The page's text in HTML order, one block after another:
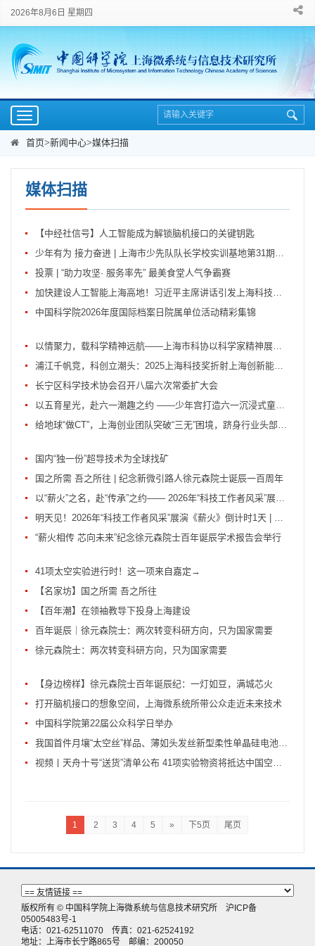
2026年8月6日 星期四
Toggle
navigation
首页>新闻中心>媒体扫描
媒体扫描
【中经社信号】人工智能成为解锁脑机接口的关键钥匙
少年有为 接力奋进 | 上海市少先队队长学校实训基地第31期暑期集训侧记
投票 | “助力攻坚· 服务率先” 最美食堂人气争霸赛
加快建设人工智能上海高地！习近平主席讲话引发上海科技界热烈反响
中国科学院2026年度国际档案日院属单位活动精彩集锦
以情聚力，载科学精神远航——上海市科协以科学家精神展演赋能高水平科技自立自强
浦江千帆竞，科创立潮头：2025上海科技奖折射上海创新能级持续跃升
长宁区科学技术协会召开八届六次常委扩大会
以五育星光，赴六一潮趣之约 ——少年宫打造六一沉浸式童趣盛宴
给地球“做CT”，上海创业团队突破“三无”困境，跻身行业头部拿下海外订单
国内“独一份”超导技术为全球找矿
国之所需 吾之所往 | 纪念新微引路人徐元森院士诞辰一百周年
以“薪火”之名，赴“传承”之约—— 2026年“科技工作者风采”展演再起新篇
明天见！2026年“科技工作者风采”展演《薪火》倒计时1天 | 一键预约+观演中奖名单...
“薪火相传 芯向未来”纪念徐元森院士百年诞辰学术报告会举行
41项太空实验进行时！这一项来自嘉定→
【名家坊】国之所需 吾之所往
【百年潮】在领袖教导下投身上海建设
百年诞辰｜徐元森院士：两次转变科研方向，只为国家需要
徐元森院士：两次转变科研方向，只为国家需要
【身边榜样】徐元森院士百年诞辰纪：一灯如豆，满城芯火
打开脑机接口的想象空间，上海微系统所带公众走近未来技术
中国科学院第22届公众科学日举办
我国首件月壤“太空丝”样品、薄如头发丝新型柔性单晶硅电池随天舟十号开展太空实验
视频丨天舟十号“送货”清单公布 41项实验物资将抵达中国空间站
1 2 3 4 5 » 下5页 尾页
版权所有 © 中国科学院上海微系统与信息技术研究所 沪ICP备
05005483号-1
电话：021-62511070 传真：021-62524192
地址：上海市长宁路865号 邮编：200050